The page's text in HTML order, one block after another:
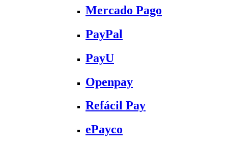
Mercado Pago
PayPal
PayU
Openpay
Refácil Pay
ePayco